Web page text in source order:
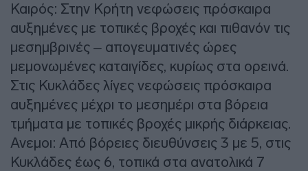
Καιρός: Στην Κρήτη νεφώσεις πρόσκαιρα
αυξημένες με τοπικές βροχές και πιθανόν τις
μεσημβρινές – απογευματινές ώρες
μεμονωμένες καταιγίδες, κυρίως στα ορεινά.
Στις Κυκλάδες λίγες νεφώσεις πρόσκαιρα
αυξημένες μέχρι το μεσημέρι στα βόρεια
τμήματα με τοπικές βροχές μικρής διάρκειας.
Ανεμοι: Από βόρειες διευθύνσεις 3 με 5, στις
Κυκλάδες έως 6, τοπικά στα ανατολικά 7